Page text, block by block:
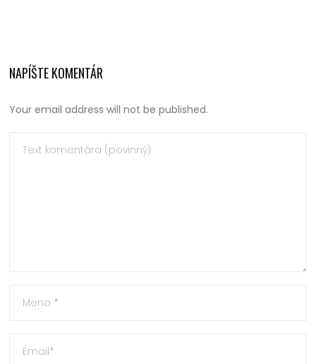
NAPÍŠTE KOMENTÁR
Your email address will not be published.